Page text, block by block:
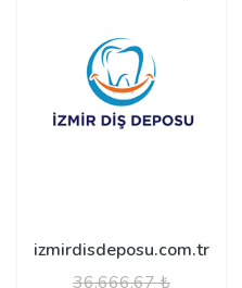
izmirdisdeposu.com.tr
36.666,67 ₺